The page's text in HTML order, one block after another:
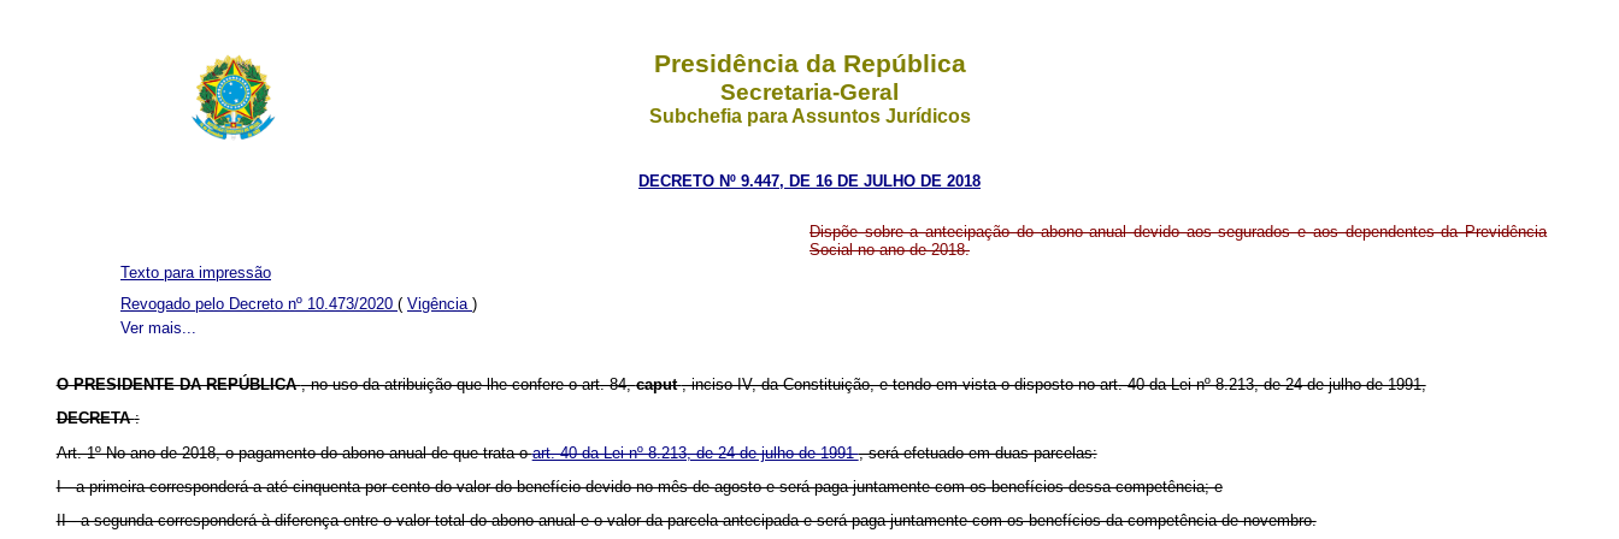
Presidência da República
Secretaria-Geral
Subchefia para Assuntos Jurídicos
DECRETO Nº 9.447, DE 16 DE JULHO DE 2018
Dispõe sobre a antecipação do abono anual devido aos segurados e aos dependentes da Previdência
Social no ano de 2018.
Ver mais...
Texto para impressão
Revogado pelo Decreto nº 10.473/2020 ( Vigência )
O PRESIDENTE DA REPÚBLICA, no uso da atribuição que lhe confere o art. 84,caput, inciso IV, da Constituição, e tendo em vista o disposto no art. 40 da Lei nº 8.213, de 24 de julho de 1991,
DECRETA:
Art. 1º No ano de 2018, o pagamento do abono anual de que trata oart. 40 da Lei nº 8.213, de 24 de julho de 1991, será efetuado em duas parcelas:
I - a primeira corresponderá a até cinquenta por cento do valor do benefício devido no mês de agosto e será paga juntamente com os benefícios dessa competência; e
II - a segunda corresponderá à diferença entre o valor total do abono anual e o valor da parcela antecipada e será paga juntamente com os benefícios da competência de novembro.